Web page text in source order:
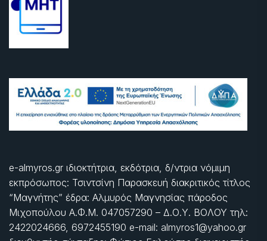
e-almyros.gr ιδιοκτήτρια, εκδότρια, δ/ντρια νόμιμη
εκπρόσωπος: Τσιντσίνη Παρασκευή διακριτικός τίτλος
“Μαγνήτης” έδρα: Αλμυρός Μαγνησίας πάροδος
Μιχοπούλου Α.Φ.Μ. 047057290 – Δ.Ο.Υ. ΒΟΛΟΥ τηλ:
2422024666, 6972455190 e-mail: almyros1@yahoo.gr